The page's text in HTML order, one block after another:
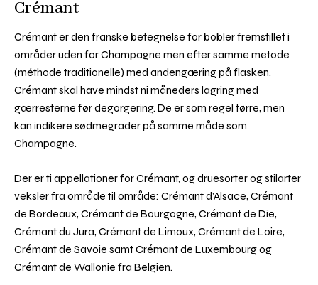
Crémant
Crémant er den franske betegnelse for bobler fremstillet i
områder uden for Champagne men efter samme metode
(méthode traditionelle) med andengæring på flasken.
Crémant skal have mindst ni måneders lagring med
gærresterne før degorgering. De er som regel tørre, men
kan indikere sødmegrader på samme måde som
Champagne.
Der er ti appellationer for Crémant, og druesorter og stilarter
veksler fra område til område: Crémant d’Alsace, Crémant
de Bordeaux, Crémant de Bourgogne, Crémant de Die,
Crémant du Jura, Crémant de Limoux, Crémant de Loire,
Crémant de Savoie samt Crémant de Luxembourg og
Crémant de Wallonie fra Belgien.